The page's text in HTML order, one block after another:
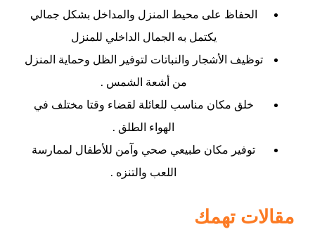
الحفاظ على محيط المنزل والمداخل بشكل جمالي
يكتمل به الجمال الداخلي للمنزل
توظيف الأشجار والنباتات لتوفير الظل وحماية المنزل
من أشعة الشمس .
خلق مكان مناسب للعائلة لقضاء وقتا مختلف في
الهواء الطلق .
توفير مكان طبيعي صحي وآمن للأطفال لممارسة
اللعب والتنزه .
مقالات تهمك